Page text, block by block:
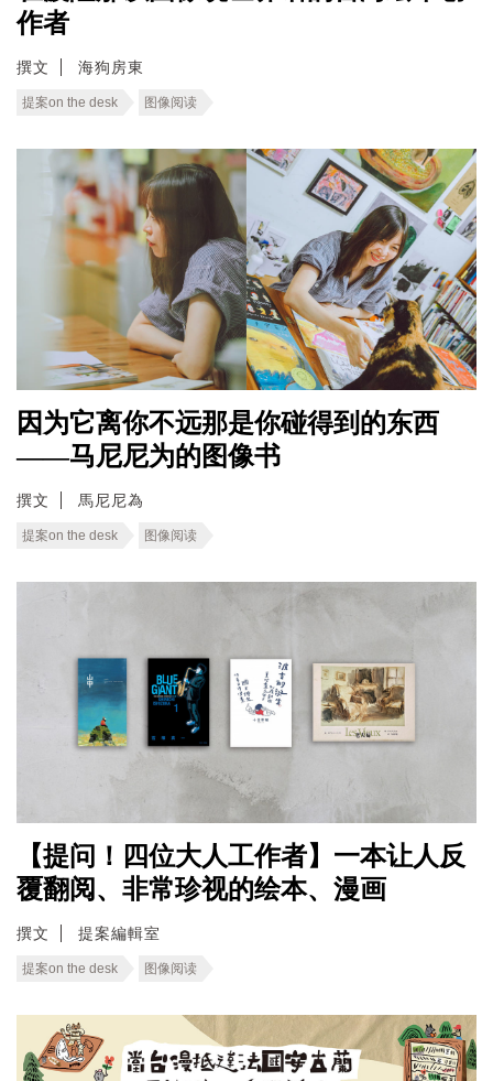
作者
撰文 海狗房東
提案on the desk 图像阅读
因为它离你不远那是你碰得到的东西
——马尼尼为的图像书
撰文 馬尼尼為
提案on the desk 图像阅读
【提问！四位大人工作者】一本让人反
覆翻阅、非常珍视的绘本、漫画
撰文 提案編輯室
提案on the desk 图像阅读